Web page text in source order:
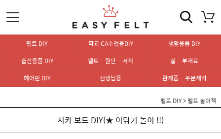
펠트 DIY 학교 CA수업용DIY
생활용품 DIY
출산용품 DIY
펠트 · 원단 · 서적
실 · 부재료
헤어핀 DIY
선생님용 완제품 · 주문제작
펠트 DIY>펠트 놀이책
치카 보드 DIY(★ 이닦기 놀이 !!)